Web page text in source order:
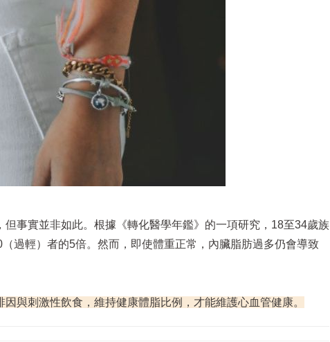
事實並非如此。根據《轉化醫學年鑑》的一項研究，18至34歲族
過輕）者的5倍。然而，即使體重正常，內臟脂肪過多仍會導致
與刺激性飲食，維持健康體脂比例，才能維護心血管健康。